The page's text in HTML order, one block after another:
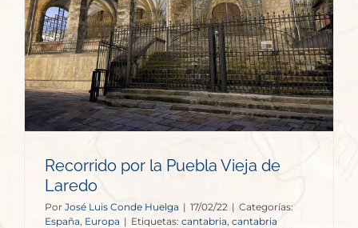
Recorrido por la Puebla Vieja de
Laredo
Por José Luis Conde Huelga | 17/02/22 | Categorías:
España, Europa | Etiquetas: cantabria, cantabria